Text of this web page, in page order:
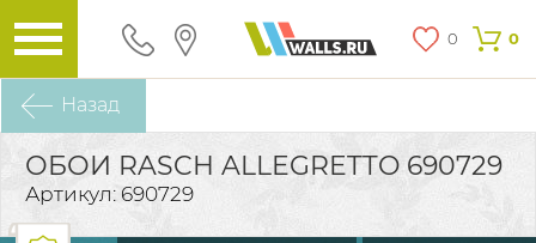
0 0
Назад
ОБОИ RASCH ALLEGRETTO 690729
Артикул: 690729